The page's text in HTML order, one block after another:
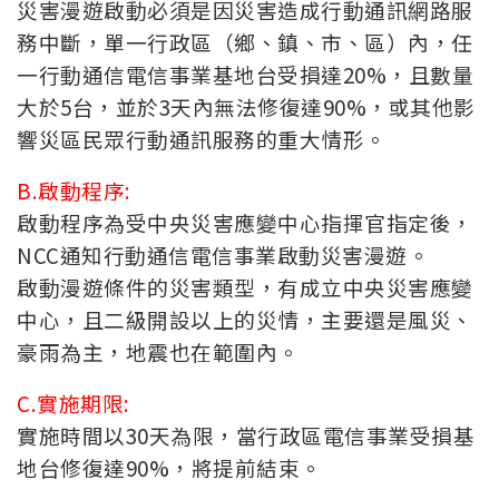
災害漫遊啟動必須是因災害造成行動通訊網路服
務中斷，單一行政區（鄉、鎮、市、區）內，任
一行動通信電信事業基地台受損達20%，且數量
大於5台，並於3天內無法修復達90%，或其他影
響災區民眾行動通訊服務的重大情形。
B.啟動程序:
啟動程序為受中央災害應變中心指揮官指定後，
NCC通知行動通信電信事業啟動災害漫遊。
啟動漫遊條件的災害類型，有成立中央災害應變
中心，且二級開設以上的災情，主要還是風災、
豪雨為主，地震也在範圍內。
C.實施期限:
實施時間以30天為限，當行政區電信事業受損基
地台修復達90%，將提前結束。